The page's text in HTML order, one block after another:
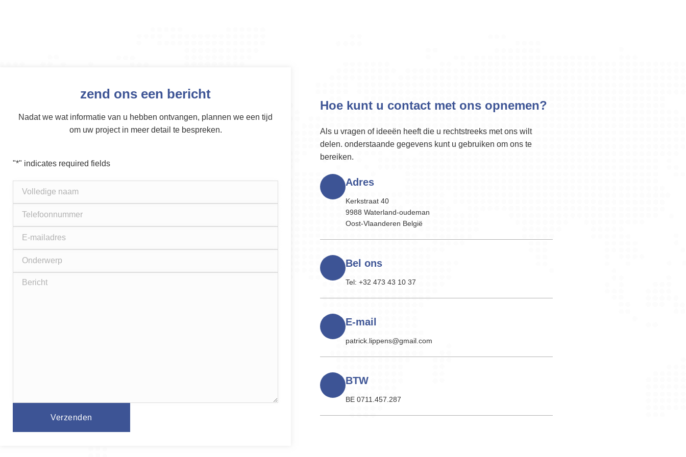
zend ons een bericht
Nadat we wat informatie van u hebben ontvangen, plannen we een tijd
om uw project in meer detail te bespreken.
"*" indicates required fields
Hoe kunt u contact met ons opnemen?
Als u vragen of ideeën heeft die u rechtstreeks met ons wilt
delen. onderstaande gegevens kunt u gebruiken om ons te
bereiken.
Adres
Kerkstraat 40
9988 Waterland-oudeman
Oost-Vlaanderen België
Bel ons
Tel: +32 473 43 10 37
E-mail
patrick.lippens@gmail.com
BTW
BE 0711.457.287